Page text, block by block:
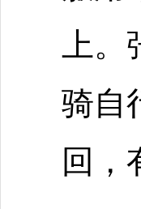
上。
骑自
回，